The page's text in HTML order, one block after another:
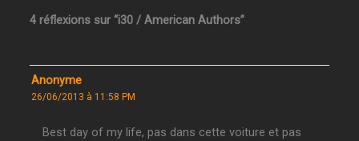
4 réflexions sur “i30 / American Authors”
Anonyme
26/06/2013 à 11:58 PM
Best day of my life, pas dans cette voiture et pas